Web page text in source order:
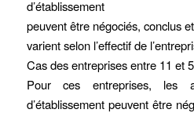
d’établissement
peuvent être négociés, conclus
varient selon l’effectif de
Cas des entreprises entre 11 et
Pour ces entreprises, les
d’établissement peuvent être